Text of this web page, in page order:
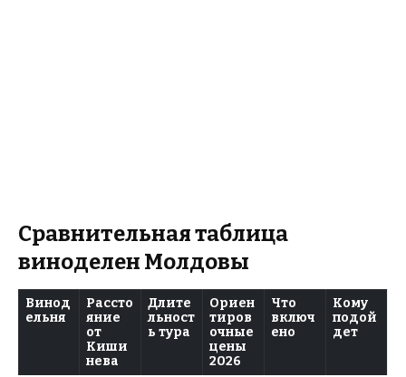
Сравнительная таблица
виноделен Молдовы
Винод
ельня
Рассто
яние
от
Киши
нева
Длите
льност
ь тура
Ориен
тиров
очные
цены
2026
Что
включ
ено
Кому
подой
дет